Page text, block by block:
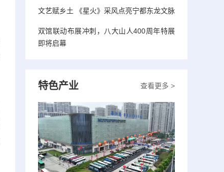
文艺赋乡土 《星火》采风点亮宁都东龙文脉
双馆联动布展冲刺，八大山人400周年特展
即将启幕
查看更多 >
特色产业